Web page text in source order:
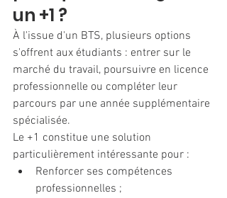
un +1 ?
À l'issue d'un BTS, plusieurs options
s'offrent aux étudiants : entrer sur le
marché du travail, poursuivre en licence
professionnelle ou compléter leur
parcours par une année supplémentaire
spécialisée.
Le +1 constitue une solution
particulièrement intéressante pour :
Renforcer ses compétences
professionnelles ;